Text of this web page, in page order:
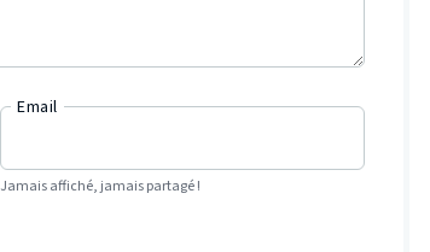
Email
Jamais affiché, jamais partagé !